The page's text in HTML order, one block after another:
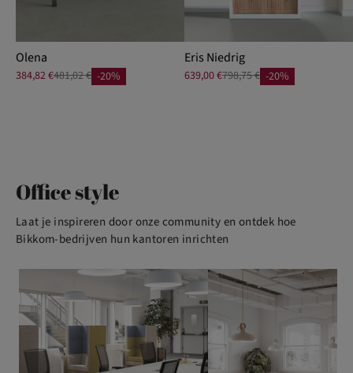
Olena
384,82 €481,02 € -20%
Eris Niedrig
639,00 €798,75 € -20%
Office style
Laat je inspireren door onze community en ontdek hoe
Bikkom-bedrijven hun kantoren inrichten